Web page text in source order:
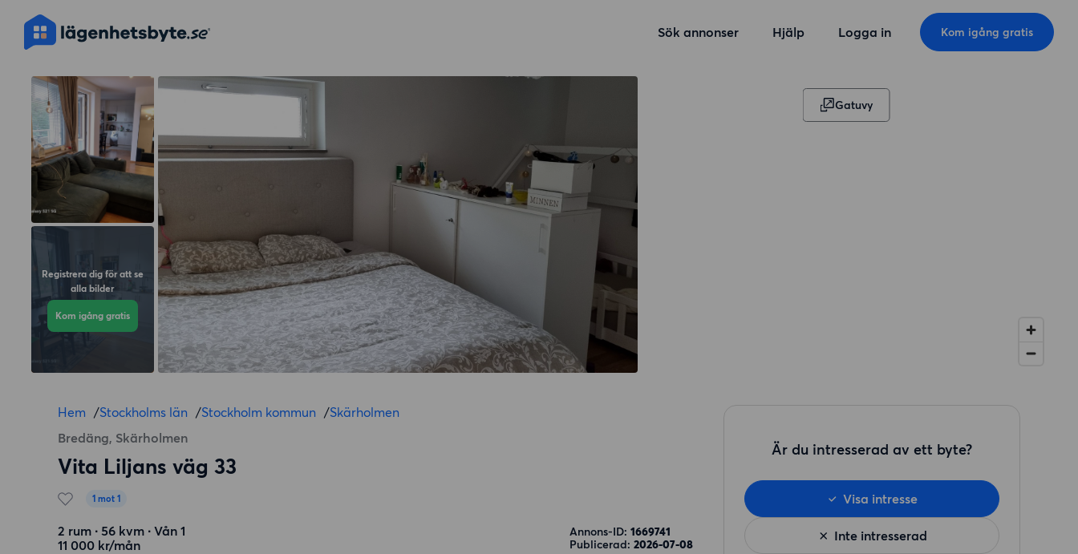
Sök annonser Hjälp Logga in Kom igång gratis
Registrera dig för att se
alla bilder
Kom igång gratis
Gatuvy
Hem /Stockholms län /Stockholm kommun /Skärholmen
Bredäng, Skärholmen
Vita Liljans väg 33
1 mot 1
2 rum ∙ 56 kvm ∙ Vån 1
11 000 kr/mån
Annons-ID: 1669741
Publicerad: 2026-07-08
Är du intresserad av ett byte?
Inte intresserad
Visa intresse